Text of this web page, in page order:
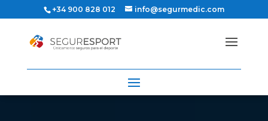
+34 900 828 012 info@segurmedic.com